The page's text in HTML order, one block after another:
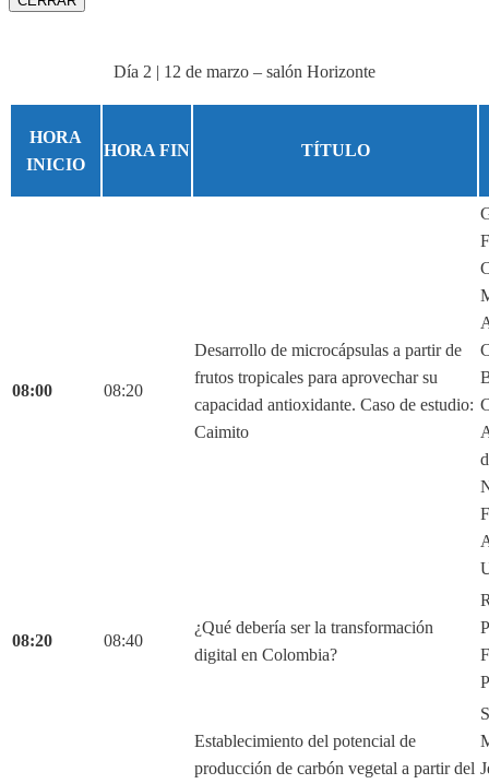
Día 2 | 12 de marzo – salón Horizonte
HORA
INICIO
HORA FIN TÍTULO
08:00 08:20
Desarrollo de microcápsulas a partir de
frutos tropicales para aprovechar su
capacidad antioxidante. Caso de estudio:
Caimito
08:20 08:40
¿Qué debería ser la transformación
digital en Colombia?
Establecimiento del potencial de
producción de carbón vegetal a partir del